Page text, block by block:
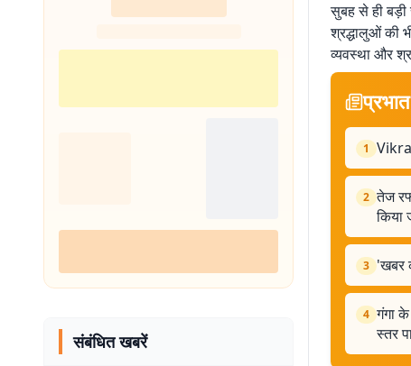
संबंधित खबरें
सुबह से ही बड़ी
श्रद्धालुओं की
व्यवस्था और
1
2 तेज
किया
3 'खबर
4 गंगा
स्तर